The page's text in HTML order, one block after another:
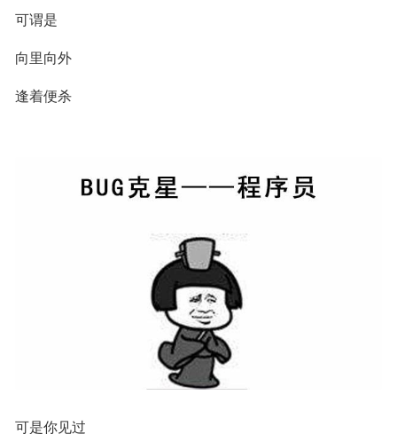
可谓是
向里向外
逢着便杀
可是你见过